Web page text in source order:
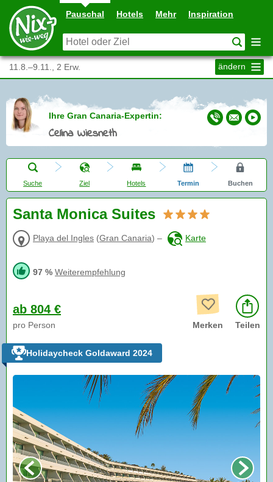
Pauschal Hotels Mehr Inspiration
11.8.–9.11., 2 Erw. ändern
Ihre Gran Canaria-Expertin:
Celina Wiesneth
Suche Ziel Hotels Termin Buchen
Santa Monica Suites
Playa del Ingles (Gran Canaria) – Karte
97 % Weiterempfehlung
ab 804 €
pro Person Merken Teilen
Holidaycheck Goldaward 2024